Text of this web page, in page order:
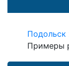
Подольск
Примеры